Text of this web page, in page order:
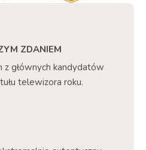
ZDANIEM
z głównych kandydatów
telewizora roku.